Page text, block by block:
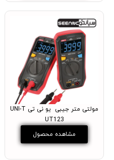
مولتی متر جیبی یو نی تی UNI-T
UT123
مشاهده محصول